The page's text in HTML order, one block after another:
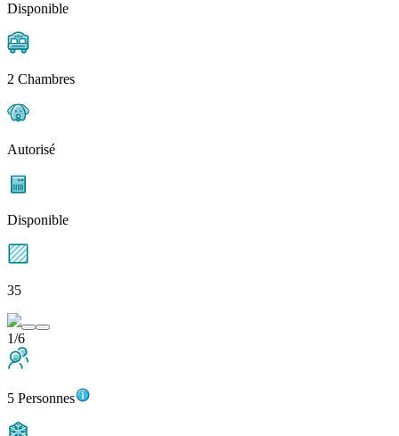
Disponible
2 Chambres
Autorisé
Disponible
35
1/6
5 Personnes